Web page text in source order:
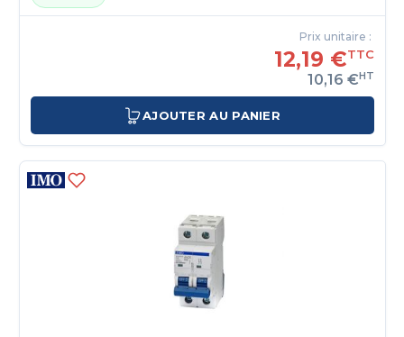
Prix unitaire :
12,19 €TTC
10,16 €HT
AJOUTER AU PANIER